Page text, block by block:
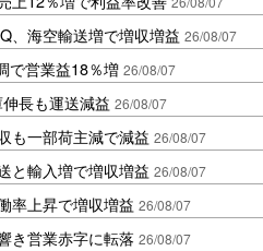
、海空輸送増で増収増益 26/08/07
で営業益18％増 26/08/07
長も運送減益 26/08/07
も一部荷主減で減益 26/08/07
と輸入増で増収増益 26/08/07
率上昇で増収増益 26/08/07
き営業赤字に転落 26/08/07